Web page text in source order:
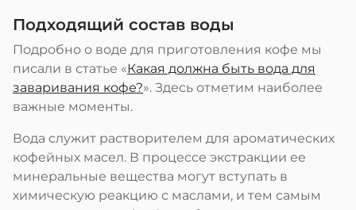
Подходящий состав воды
Подробно о воде для приготовления кофе мы
писали в статье «Какая должна быть вода для
заваривания кофе?». Здесь отметим наиболее
важные моменты.
Вода служит растворителем для ароматических
кофейных масел. В процессе экстракции ее
минеральные вещества могут вступать в
химическую реакцию с маслами, и тем самым